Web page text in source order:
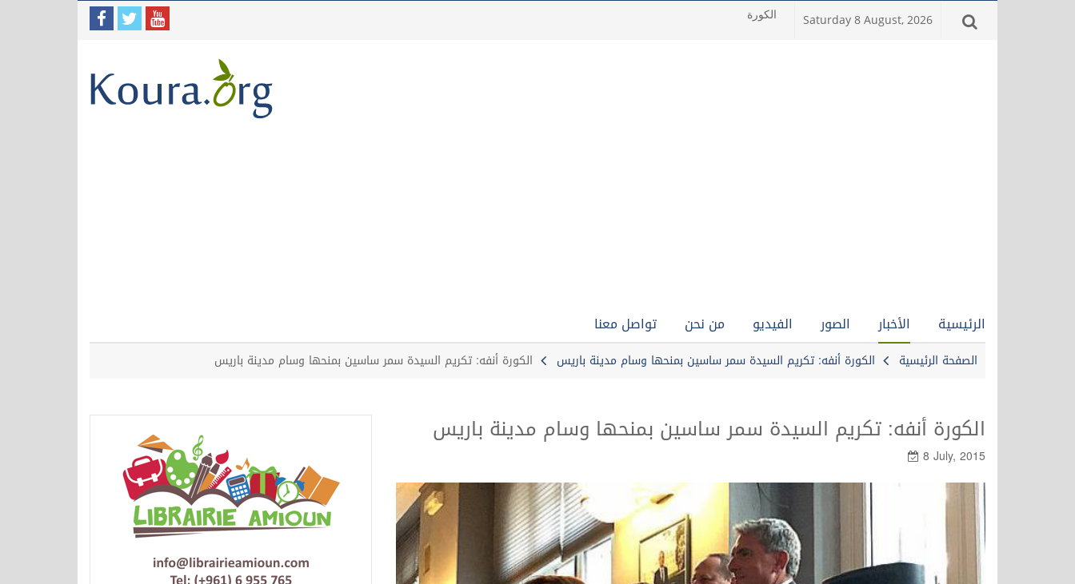
Saturday 8 August, 2026
الرئيسية الأخبار الصور الفيديو من نحن تواصل معنا
الصفحة الرئيسية الكورة أنفه: تكريم السيدة سمر ساسين بمنحها وسام مدينة باريس الكورة أنفه: تكريم السيدة سمر ساسين بمنحها وسام مدينة باريس
الكورة أنفه: تكريم السيدة سمر ساسين بمنحها وسام مدينة باريس
8 July, 2015